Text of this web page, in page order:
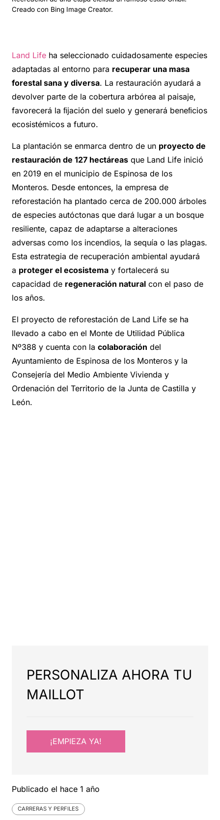
Creado con Bing Image Creator.
Land Life ha seleccionado cuidadosamente especies
adaptadas al entorno para recuperar una masa
forestal sana y diversa. La restauración ayudará a
devolver parte de la cobertura arbórea al paisaje,
favorecerá la ﬁjación del suelo y generará beneﬁcios
ecosistémicos a futuro.
La plantación se enmarca dentro de un proyecto de
restauración de 127 hectáreas que Land Life inició
en 2019 en el municipio de Espinosa de los
Monteros. Desde entonces, la empresa de
reforestación ha plantado cerca de 200.000 árboles
de especies autóctonas que dará lugar a un bosque
resiliente, capaz de adaptarse a alteraciones
adversas como los incendios, la sequía o las plagas.
Esta estrategia de recuperación ambiental ayudará
a proteger el ecosistema y fortalecerá su
capacidad de regeneración natural con el paso de
los años.
El proyecto de reforestación de Land Life se ha
llevado a cabo en el Monte de Utilidad Pública
Nº388 y cuenta con la colaboración del
Ayuntamiento de Espinosa de los Monteros y la
Consejería del Medio Ambiente Vivienda y
Ordenación del Territorio de la Junta de Castilla y
León.
PERSONALIZA AHORA TU
MAILLOT
¡EMPIEZA YA!
Publicado el hace 1 año
CARRERAS Y PERFILES